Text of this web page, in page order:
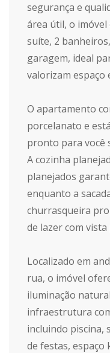
segurança e
área útil, o imóvel
suíte, 2
garagem, ideal
valorizam espaço
O apartamento
porcelanato e
pronto para você
A cozinha
planejados
enquanto a
churrasqueira
de lazer com
Localizado em
rua, o imóvel
iluminação
infraestrutura
incluindo piscina,
de festas, espaço